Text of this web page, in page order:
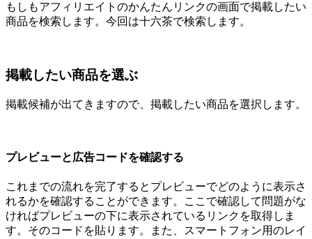
もしもアフィリエイトのかんたんリンクの画面で掲載したい
商品を検索します。今回は十六茶で検索します。
掲載したい商品を選ぶ
掲載候補が出てきますので、掲載したい商品を選択します。
プレビューと広告コードを確認する
これまでの流れを完了するとプレビューでどのように表示さ
れるかを確認することができます。ここで確認して問題がな
ければプレビューの下に表示されているリンクを取得しま
す。そのコードを貼ります。また、スマートフォン用のレイ